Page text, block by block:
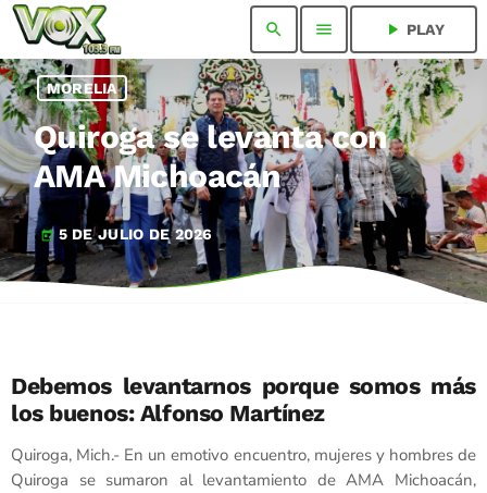
search menu play_arrow PLAY
MORELIA
Quiroga se levanta con
AMA Michoacán
today 5 DE JULIO DE 2026
Debemos levantarnos porque somos más
los buenos: Alfonso Martínez
Quiroga, Mich.- En un emotivo encuentro, mujeres y hombres de
Quiroga se sumaron al levantamiento de AMA Michoacán,